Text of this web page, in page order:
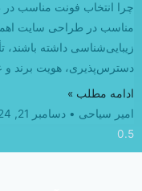
چرا انتخاب فونت مناسب
مناسب در طراحی سایت
دسترس‌پذیری، هویت برند و
ادامه مطلب »
امیر سیاحی
دسامبر 21, 2024